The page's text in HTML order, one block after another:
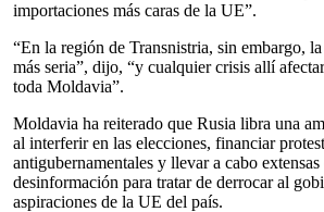
importaciones más caras de la UE”.
“En la región de Transnistria, sin embargo,
más seria”, dijo, “y cualquier crisis allí
toda Moldavia”.
Moldavia ha reiterado que Rusia libra una
al interferir en las elecciones, financiar
antigubernamentales y llevar a cabo extensas
desinformación para tratar de derrocar al
aspiraciones de la UE del país.